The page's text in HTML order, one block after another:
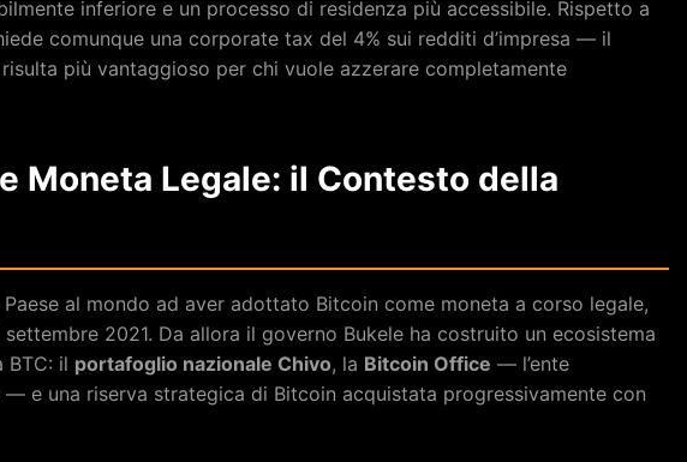
inferiore e un processo di residenza più accessibile. Rispetto a
comunque una corporate tax del 4% sui redditi d’impresa — il
più vantaggioso per chi vuole azzerare completamente
Moneta Legale: il Contesto della
al mondo ad aver adottato Bitcoin come moneta a corso legale,
settembre 2021. Da allora il governo Bukele ha costruito un ecosistema
BTC: il portafoglio nazionale Chivo, la Bitcoin Office — l’ente
e una riserva strategica di Bitcoin acquistata progressivamente con